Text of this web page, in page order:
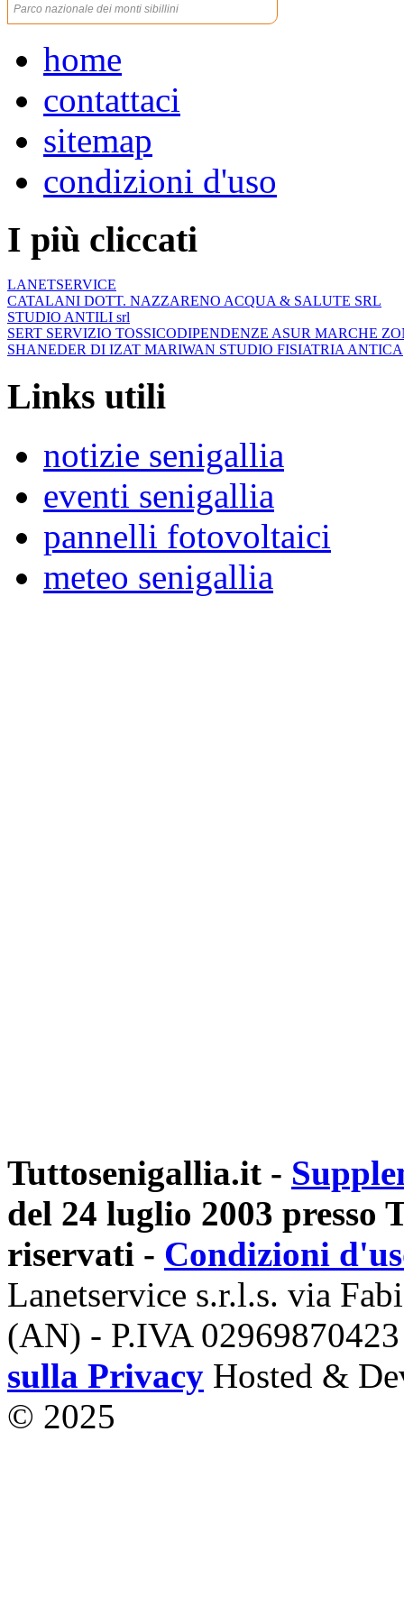
home
contattaci
sitemap
condizioni d'uso
I più cliccati
LANETSERVICE
CATALANI DOTT. NAZZARENO ACQUA & SALUTE SRL
STUDIO ANTILI srl
SERT SERVIZIO TOSSICODIPENDENZE ASUR MARCHE
SHANEDER DI IZAT MARIWAN STUDIO FISIATRIA ANTICA
Links utili
notizie senigallia
eventi senigallia
pannelli fotovoltaici
meteo senigallia
Tuttosenigallia.it -
del 24 luglio 2003
riservati - Condizioni
Lanetservice s.r.l.s. via
(AN) - P.IVA
sulla Privacy Hosted &
© 2025